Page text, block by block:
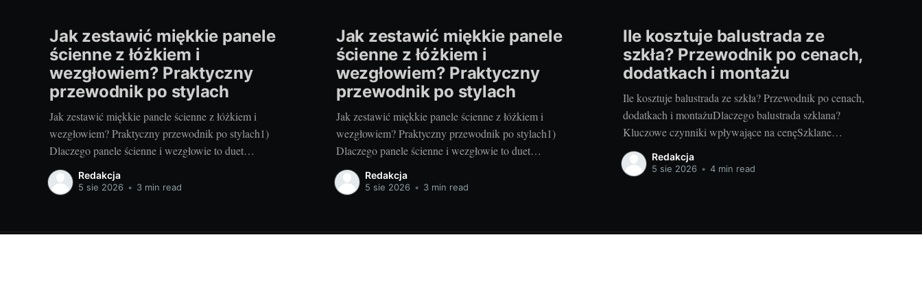
Jak zestawić miękkie panele
ścienne z łóżkiem i
wezgłowiem? Praktyczny
przewodnik po stylach
Jak zestawić miękkie panele ścienne z łóżkiem i
wezgłowiem? Praktyczny przewodnik po stylach1)
Dlaczego panele ścienne i wezgłowie to duet
idealnyMiękkie panele ścienne w sypialni robią dwie
rzeczy naraz: budują przytulny klimat i działają
bezpieczeństwo – to szczególnie
Redakcja
5 sie 2026 • 3 min read
Jak zestawić miękkie panele
ścienne z łóżkiem i
wezgłowiem? Praktyczny
przewodnik po stylach
Jak zestawić miękkie panele ścienne z łóżkiem i
wezgłowiem? Praktyczny przewodnik po stylach1)
Dlaczego panele ścienne i wezgłowie to duet
idealnyMiękkie panele ścienne w sypialni robią dwie
rzeczy naraz: budują przytulny klimat i działają
bezpieczeństwo – to szczególnie
Redakcja
5 sie 2026 • 3 min read
Ile kosztuje balustrada ze
szkła? Przewodnik po cenach,
dodatkach i montażu
Ile kosztuje balustrada ze szkła? Przewodnik po cenach,
dodatkach i montażuDlaczego balustrada szklana?
Kluczowe czynniki wpływające na cenęSzklane
balustrady łączą bezpieczeństwo, lekkość wizualną i
łatwość utrzymania. Na końcową cenę wpływają przede
Redakcja
5 sie 2026 • 4 min read